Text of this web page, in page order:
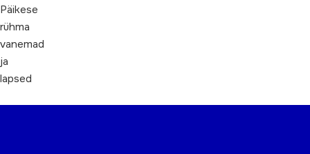
Päikese
rühma
vanemad
ja
lapsed